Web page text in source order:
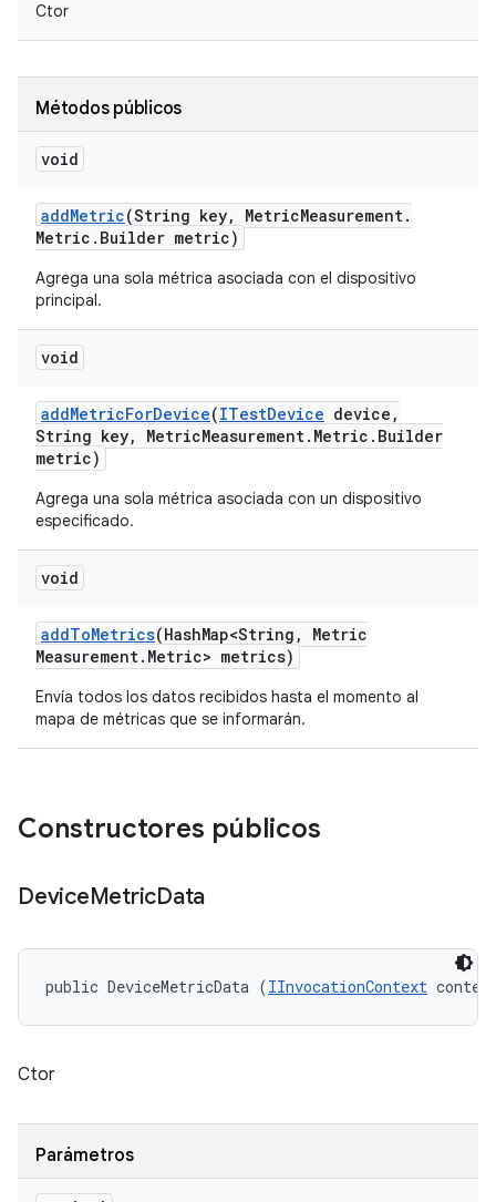
Ctor
Métodos públicos
void
addMetric(String key, MetricMeasurement.
Metric . Builder metric)
Agrega una sola métrica asociada con el dispositivo
principal.
void
addMetricForDevice(ITestDevice device ,
String key, MetricMeasurement. Metric . Builder
metric)
Agrega una sola métrica asociada con un dispositivo
especificado.
void
addToMetrics(HashMap<String ,
Metric
Measurement. Metric> metrics)
Envía todos los datos recibidos hasta el momento al
mapa de métricas que se informarán.
Constructores públicos
DeviceMetricData
public DeviceMetricData (IInvocationContext
Ctor
Parámetros